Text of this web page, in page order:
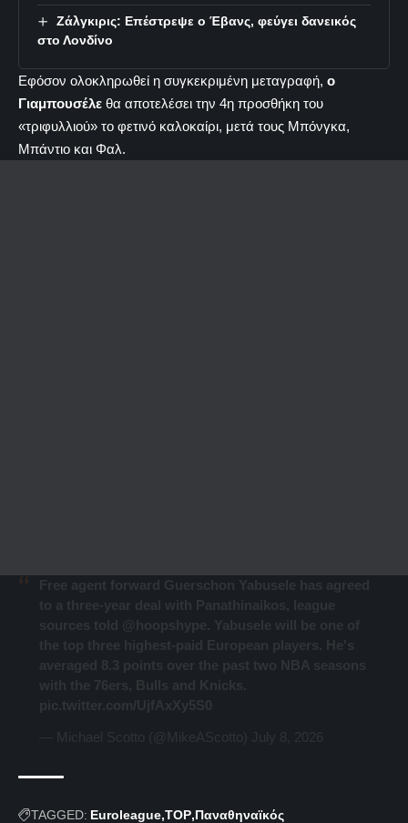
Ζάλγκιρις: Επέστρεψε ο Έβανς, φεύγει δανεικός
στο Λονδίνο
Εφόσον ολοκληρωθεί η συγκεκριμένη μεταγραφή, ο
Γιαμπουσέλε θα αποτελέσει την 4η προσθήκη του
«τριφυλλιού» το φετινό καλοκαίρι, μετά τους Μπόνγκα,
Μπάντιο και Φαλ.
TAGGED: Euroleague TOP Παναθηναϊκός